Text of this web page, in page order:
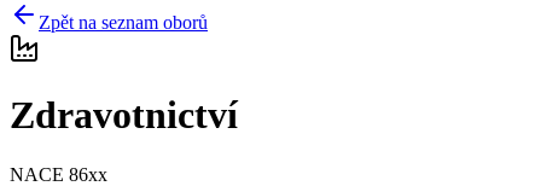
Zpět na seznam oborů
Zdravotnictví
NACE 86xx